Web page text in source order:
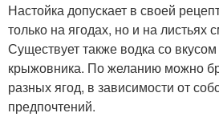
Настойка допускает в своей
только на ягодах, но и на листьях
Существует также водка со
крыжовника. По желанию можно
разных ягод, в зависимости от
предпочтений.